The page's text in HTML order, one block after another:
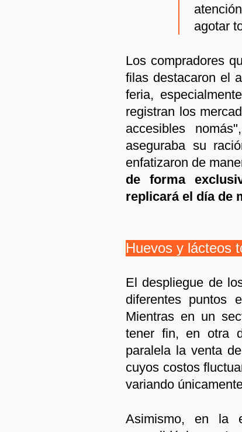
agotar
Los compradores
filas destacaron el
feria,
registran los
accesibles
aseguraba su
enfatizaron de
de forma
replicará el día de
Huevos y lácteos
El despliegue de
diferentes puntos
Mientras en un
tener fin, en otra
paralela la venta
cuyos costos
variando
Asimismo, en la